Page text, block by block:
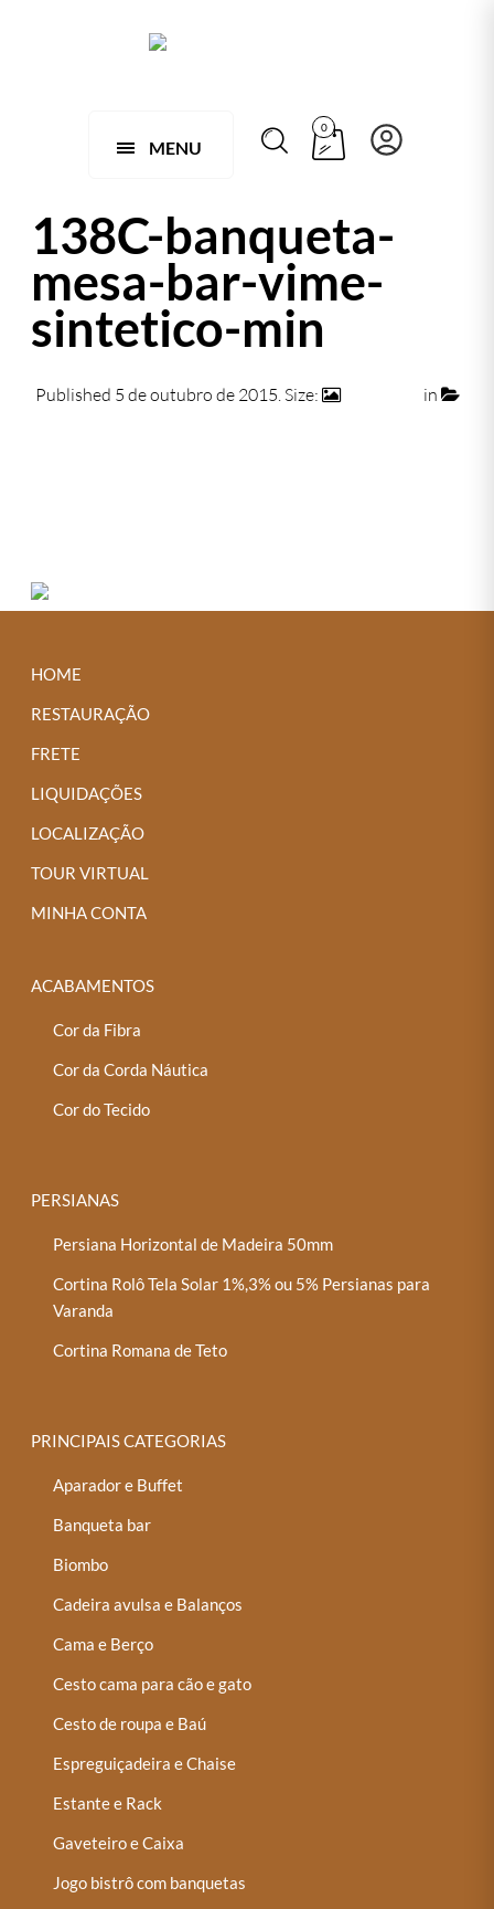
MENU
0
138C-banqueta-
mesa-bar-vime-
sintetico-min
Published 5 de outubro de 2015 . Size:
in
HOME
RESTAURAÇÃO
FRETE
LIQUIDAÇÕES
LOCALIZAÇÃO
TOUR VIRTUAL
MINHA CONTA
ACABAMENTOS
Cor da Fibra
Cor da Corda Náutica
Cor do Tecido
PERSIANAS
Persiana Horizontal de Madeira 50mm
Cortina Rolô Tela Solar 1%,3% ou 5% Persianas para
Varanda
Cortina Romana de Teto
PRINCIPAIS CATEGORIAS
Aparador e Buffet
Banqueta bar
Biombo
Cadeira avulsa e Balanços
Cama e Berço
Cesto cama para cão e gato
Cesto de roupa e Baú
Espreguiçadeira e Chaise
Estante e Rack
Gaveteiro e Caixa
Jogo bistrô com banquetas